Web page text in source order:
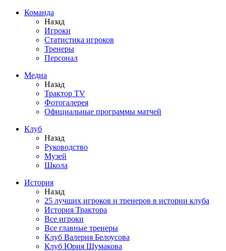
Команда
Назад
Игроки
Статистика игроков
Тренеры
Персонал
Медиа
Назад
Трактор TV
Фотогалерея
Официальные программы матчей
Клуб
Назад
Руководство
Музей
Школа
История
Назад
25 лучших игроков и тренеров в истории клуба
История Трактора
Все игроки
Все главные тренеры
Клуб Валерия Белоусова
Клуб Юрия Шумакова